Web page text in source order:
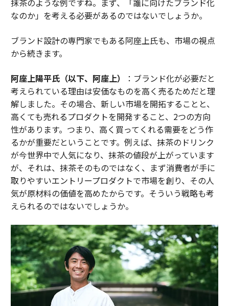
なのか」を考える必要があるのではないでしょうか。
ブランド設計の専門家でもある阿座上氏も、市場の視点
から続きます。
阿座上陽平氏（以下、阿座上）
：ブランド化が必要だと
考えられている理由は安価なものを高く売るためだと理
解しました。その場合、新しい市場を開拓することと、
高くても売れるプロダクトを開発すること、2つの方向
性があります。つまり、高く買ってくれる需要をどう作
るかが重要だということです。例えば、抹茶のドリンク
が今世界中で人気になり、抹茶の値段が上がっています
が、それは、抹茶そのものではなく、まず消費者が手に
取りやすいエントリープロダクトで市場を創り、その人
気が原材料の価値を高めたからです。そういう戦略も考
えられるのではないでしょうか。